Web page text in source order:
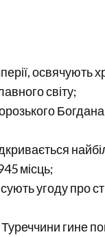
освячують
світу;
місць;
угоду про
гине